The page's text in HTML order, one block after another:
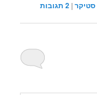
סטיקר |
2 תגובות